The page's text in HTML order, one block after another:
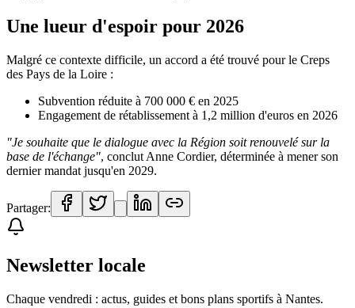
Une lueur d'espoir pour 2026
Malgré ce contexte difficile, un accord a été trouvé pour le Creps
des Pays de la Loire :
Subvention réduite à 700 000 € en 2025
Engagement de rétablissement à 1,2 million d'euros en 2026
"Je souhaite que le dialogue avec la Région soit renouvelé sur la
base de l'échange", conclut Anne Cordier, déterminée à mener son
dernier mandat jusqu'en 2029.
Partager:
Newsletter locale
Chaque vendredi : actus, guides et bons plans sportifs à Nantes.